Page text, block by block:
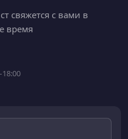
свяжется с вами в
время